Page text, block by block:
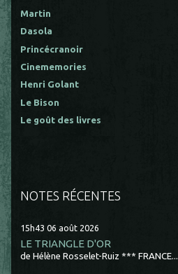
Martin
Dasola
Princécranoir
Cinememories
Henri Golant
Le Bison
Le goût des livres
NOTES RÉCENTES
15h43 06 août 2026
LE TRIANGLE D'OR
de Hélène Rosselet-Ruiz *** FRANCE...